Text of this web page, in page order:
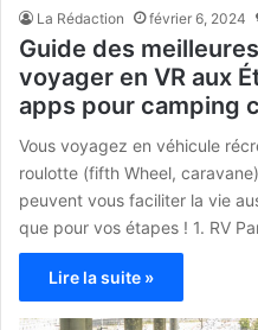
La Rédaction février 6, 2024
Guide des
voyager en VR aux
apps pour camping
Vous voyagez en véhicule
roulotte (fifth Wheel,
peuvent vous faciliter la vie
que pour vos étapes ! 1. RV
Lire la suite »